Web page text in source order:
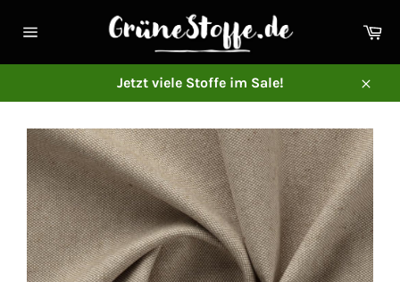
zum
Jetzt viele Stoffe im Sale!